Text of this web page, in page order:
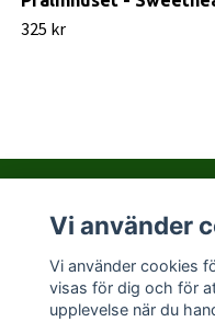
325 kr
Kontakta PralinHuset
Sociala medier
Vi använder
Vi använder cookies
visas för dig och för
upplevelse när du